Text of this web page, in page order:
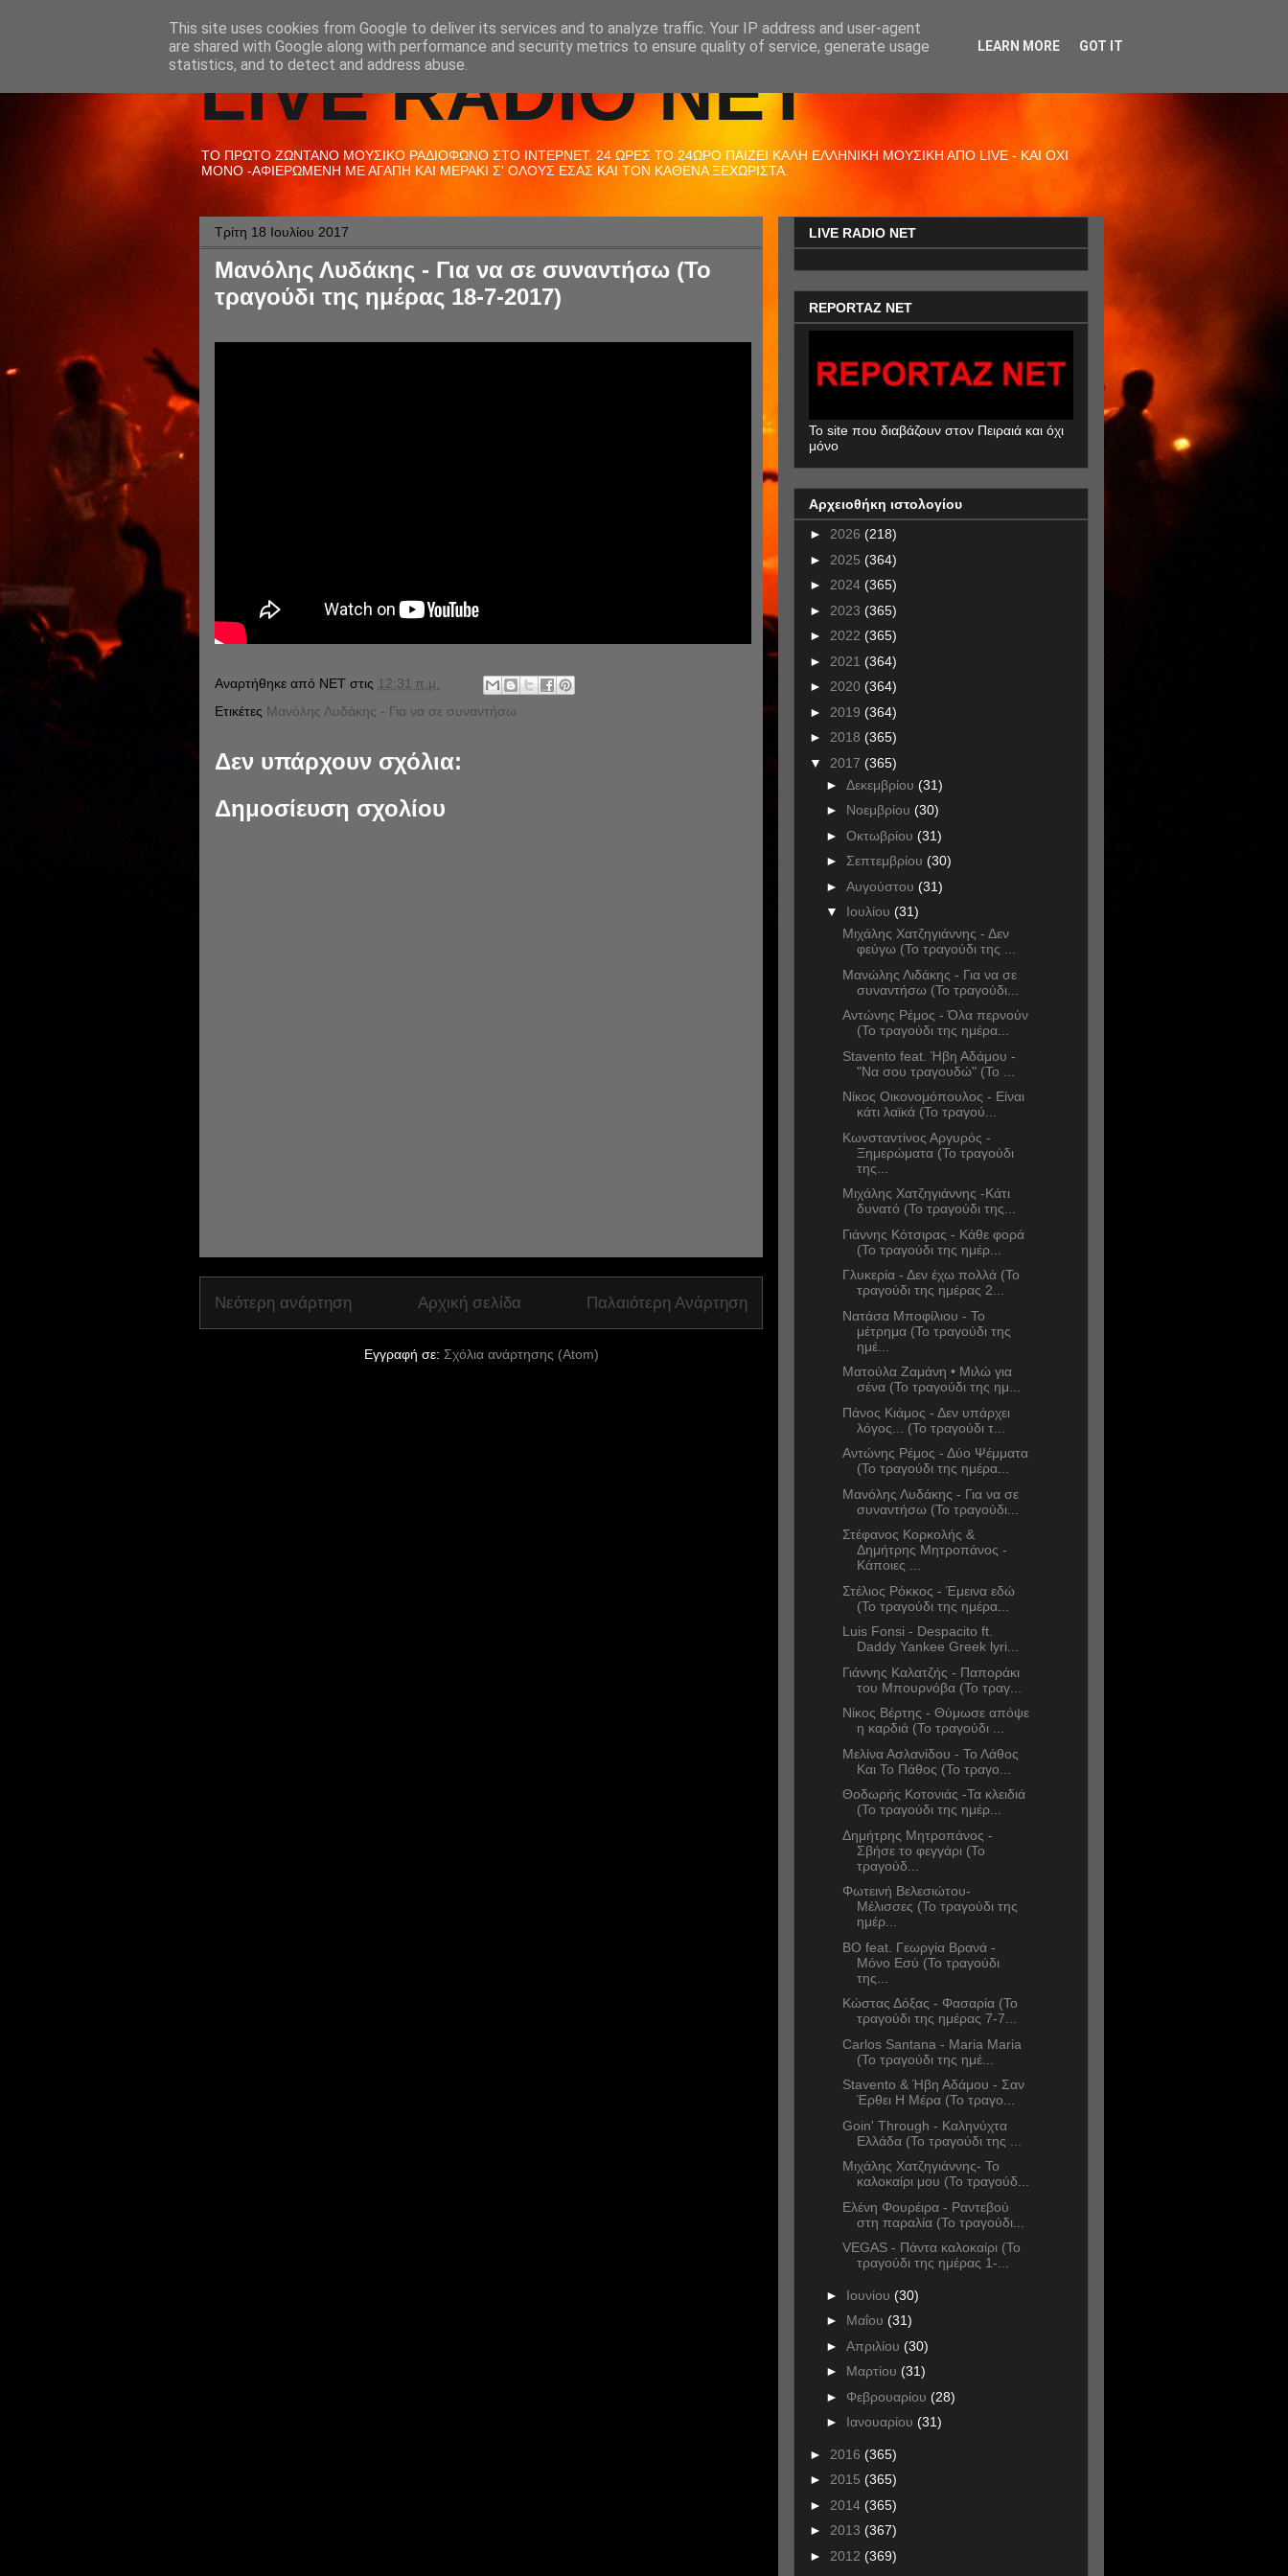
LIVE RADIO NET
ΤΟ ΠΡΩΤΟ ΖΩΝΤΑΝΟ ΜΟΥΣΙΚΟ ΡΑΔΙΟΦΩΝΟ ΣΤΟ ΙΝΤΕΡΝΕΤ. 24 ΩΡΕΣ ΤΟ 24ΩΡΟ ΠΑΙΖΕΙ ΚΑΛΗ ΕΛΛΗΝΙΚΗ ΜΟΥΣΙΚΗ ΑΠΟ LIVE - ΚΑΙ ΟΧΙ
ΜΟΝΟ -ΑΦΙΕΡΩΜΕΝΗ ΜΕ ΑΓΑΠΗ ΚΑΙ ΜΕΡΑΚΙ Σ' ΟΛΟΥΣ ΕΣΑΣ ΚΑΙ ΤΟΝ ΚΑΘΕΝΑ ΞΕΧΩΡΙΣΤΑ.
Τρίτη 18 Ιουλίου 2017
Μανόλης Λυδάκης - Για να σε συναντήσω (Το
τραγούδι της ημέρας 18-7-2017)
Αναρτήθηκε από NET στις 12:31 π.μ.
Ετικέτες Μανόλης Λυδάκης - Για να σε συναντήσω
Δεν υπάρχουν σχόλια:
Δημοσίευση σχολίου
Νεότερη ανάρτηση Παλαιότερη Ανάρτηση
Αρχική σελίδα
Εγγραφή σε: Σχόλια ανάρτησης (Atom)
LIVE RADIO NET
REPORTAZ NET
To site που διαβάζουν στον Πειραιά και όχι
μόνο
Αρχειοθήκη ιστολογίου
► 2026 (218)
► 2025 (364)
► 2024 (365)
► 2023 (365)
► 2022 (365)
► 2021 (364)
► 2020 (364)
► 2019 (364)
► 2018 (365)
▼ 2017 (365)
► Δεκεμβρίου (31)
► Νοεμβρίου (30)
► Οκτωβρίου (31)
► Σεπτεμβρίου (30)
► Αυγούστου (31)
▼ Ιουλίου (31)
Μιχάλης Χατζηγιάννης - Δεν
φεύγω (Το τραγούδι της ...
Μανώλης Λιδάκης - Για να σε
συναντήσω (Το τραγούδι...
Αντώνης Ρέμος - Όλα περνούν
(Το τραγούδι της ημέρα...
Stavento feat. Ήβη Αδάμου -
"Να σου τραγουδώ" (Το ...
Νίκος Οικονομόπουλος - Είναι
κάτι λαϊκά (Το τραγού...
Κωνσταντίνος Αργυρός -
Ξημερώματα (Το τραγούδι
της...
Μιχάλης Χατζηγιάννης -Κάτι
δυνατό (Το τραγούδι της...
Γιάννης Κότσιρας - Κάθε φορά
(Το τραγούδι της ημέρ...
Γλυκερία - Δεν έχω πολλά (Το
τραγούδι της ημέρας 2...
Νατάσα Μποφίλιου - Το
μέτρημα (Το τραγούδι της
ημέ...
Ματούλα Ζαμάνη • Μιλώ για
σένα (Το τραγούδι της ημ...
Πάνος Κιάμος - Δεν υπάρχει
λόγος... (Το τραγούδι τ...
Αντώνης Ρέμος - Δύο Ψέμματα
(Το τραγούδι της ημέρα...
Μανόλης Λυδάκης - Για να σε
συναντήσω (Το τραγούδι...
Στέφανος Κορκολής &
Δημήτρης Μητροπάνος -
Κάποιες ...
Στέλιος Ρόκκος - Έμεινα εδώ
(Το τραγούδι της ημέρα...
Luis Fonsi - Despacito ft.
Daddy Yankee Greek lyri...
Γιάννης Καλατζής - Παποράκι
του Μπουρνόβα (Το τραγ...
Νίκος Βέρτης - Θύμωσε απόψε
η καρδιά (Το τραγούδι ...
Μελίνα Ασλανίδου - Το Λάθος
Και Το Πάθος (Το τραγο...
Θοδωρής Κοτονιάς -Τα κλειδιά
(Το τραγούδι της ημέρ...
Δημήτρης Μητροπάνος -
Σβήσε το φεγγάρι (Το
τραγούδ...
Φωτεινή Βελεσιώτου-
Μέλισσες (Το τραγούδι της
ημέρ...
ΒΟ feat. Γεωργία Βρανά -
Μόνο Εσύ (Το τραγούδι
της...
Κώστας Δόξας - Φασαρία (Το
τραγούδι της ημέρας 7-7...
Carlos Santana - Maria Maria
(Το τραγούδι της ημέ...
Stavento & Ήβη Αδάμου - Σαν
Έρθει Η Μέρα (Το τραγο...
Goin' Through - Καληνύχτα
Ελλάδα (Το τραγούδι της ...
Μιχάλης Χατζηγιάννης- Το
καλοκαίρι μου (Το τραγούδ...
Ελένη Φουρέιρα - Ραντεβού
στη παραλία (Το τραγούδι...
VEGAS - Πάντα καλοκαίρι (Το
τραγούδι της ημέρας 1-...
► Ιουνίου (30)
► Μαΐου (31)
► Απριλίου (30)
► Μαρτίου (31)
► Φεβρουαρίου (28)
► Ιανουαρίου (31)
► 2016 (365)
► 2015 (365)
► 2014 (365)
► 2013 (367)
► 2012 (369)
This site uses cookies from Google to deliver its services and to analyze traffic. Your IP address and user-agent
are shared with Google along with performance and security metrics to ensure quality of service, generate usage
statistics, and to detect and address abuse.
LEARN MORE GOT IT